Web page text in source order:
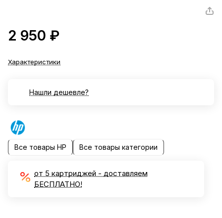
2 950 ₽
Характеристики
Нашли дешевле?
Все товары HP Все товары категории
от 5 картриджей - доставляем
БЕСПЛАТНО!